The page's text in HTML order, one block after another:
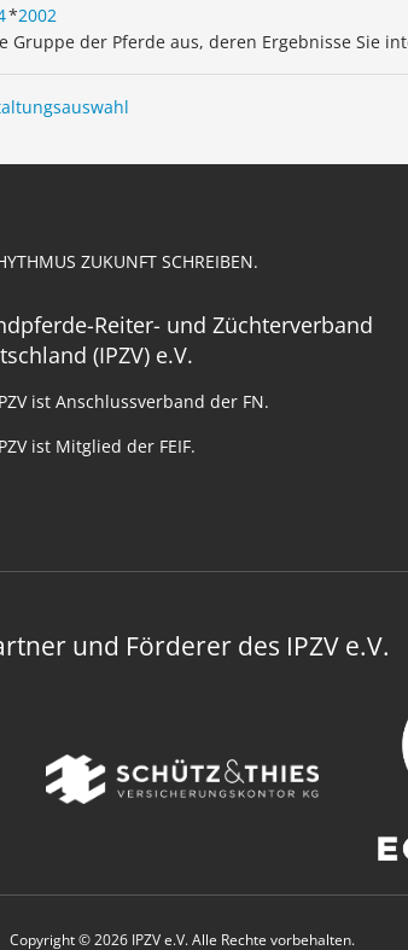
*2002
Gruppe der Pferde aus, deren Ergebnisse Sie
ZUKUNFT SCHREIBEN.
Reiter- und Züchterverband
(IPZV) e.V.
ist Anschlussverband der FN.
ist Mitglied der FEIF.
und Förderer des IPZV e.V.
Copyright © 2026 IPZV e.V. Alle Rechte vorbehalten.